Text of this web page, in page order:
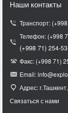
Наши контакты
Транспорт:
Телефон: (+998
(+998 71) 254-
Факс: (+998 71)
Email:
Адрес:
Связаться с нами